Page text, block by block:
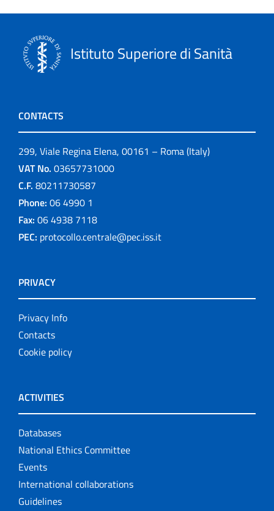
Istituto Superiore di Sanità
CONTACTS
299, Viale Regina Elena, 00161 – Roma (Italy)
VAT No. 03657731000
C.F. 80211730587
Phone: 06 4990 1
Fax: 06 4938 7118
PEC: protocollo.centrale@pec.iss.it
PRIVACY
Privacy Info
Contacts
Cookie policy
ACTIVITIES
Databases
National Ethics Committee
Events
International collaborations
Guidelines